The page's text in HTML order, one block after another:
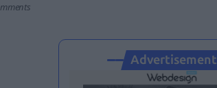
Advertisement